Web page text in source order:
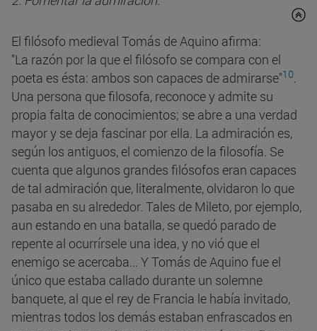
El filósofo medieval Tomás de Aquino afirma:
"La razón por la que el filósofo se compara con el
poeta es ésta: ambos son capaces de admirarse"10.
Una persona que filosofa, reconoce y admite su
propia falta de conocimientos; se abre a una verdad
mayor y se deja fascinar por ella. La admiración es,
según los antiguos, el comienzo de la filosofía. Se
cuenta que algunos grandes filósofos eran capaces
de tal admiración que, literalmente, olvidaron lo que
pasaba en su alrededor. Tales de Mileto, por ejemplo,
aun estando en una batalla, se quedó parado de
repente al ocurrírsele una idea, y no vió que el
enemigo se acercaba... Y Tomás de Aquino fue el
único que estaba callado durante un solemne
banquete, al que el rey de Francia le había invitado,
mientras todos los demás estaban enfrascados en